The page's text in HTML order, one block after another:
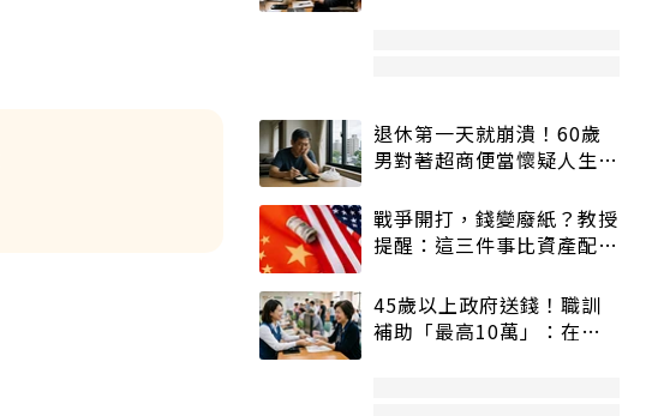
退休第一天就崩潰！60歲
男對著超商便當懷疑人生
戰爭開打，錢變廢紙？教授
提醒：這三件事比資產配置
45歲以上政府送錢！職訓
補助「最高10萬」：在